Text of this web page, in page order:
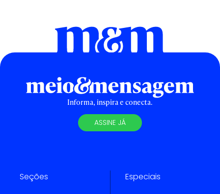
Informa, inspira e conecta.
ASSINE JÁ
Seções Especiais